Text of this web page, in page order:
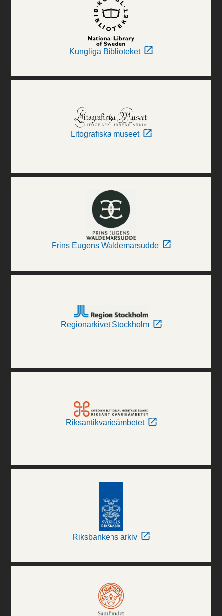
Kungliga Biblioteket
Litografiska museet
Prins Eugens Waldemarsudde
Regionarkivet Stockholm
Riksantikvarieämbetet
Riksbankens arkiv